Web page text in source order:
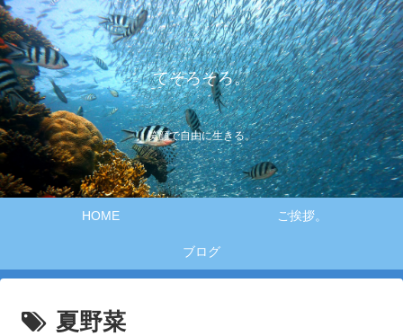
てそろそろ。
笑顔で自由に生きる。
HOME ご挨拶。
ブログ
夏野菜